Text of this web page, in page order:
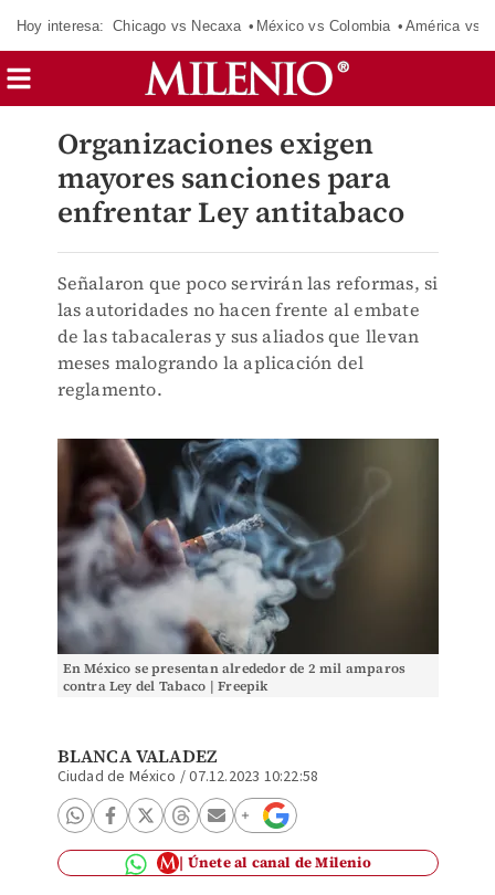
Hoy interesa: Chicago vs Necaxa México vs Colombia América vs
Organizaciones exigen
mayores sanciones para
enfrentar Ley antitabaco
Señalaron que poco servirán las reformas, si
las autoridades no hacen frente al embate
de las tabacaleras y sus aliados que llevan
meses malogrando la aplicación del
reglamento.
En México se presentan alrededor de 2 mil amparos
contra Ley del Tabaco | Freepik
BLANCA VALADEZ
Ciudad de México /07.12.2023 10:22:58
Únete al canal de Milenio